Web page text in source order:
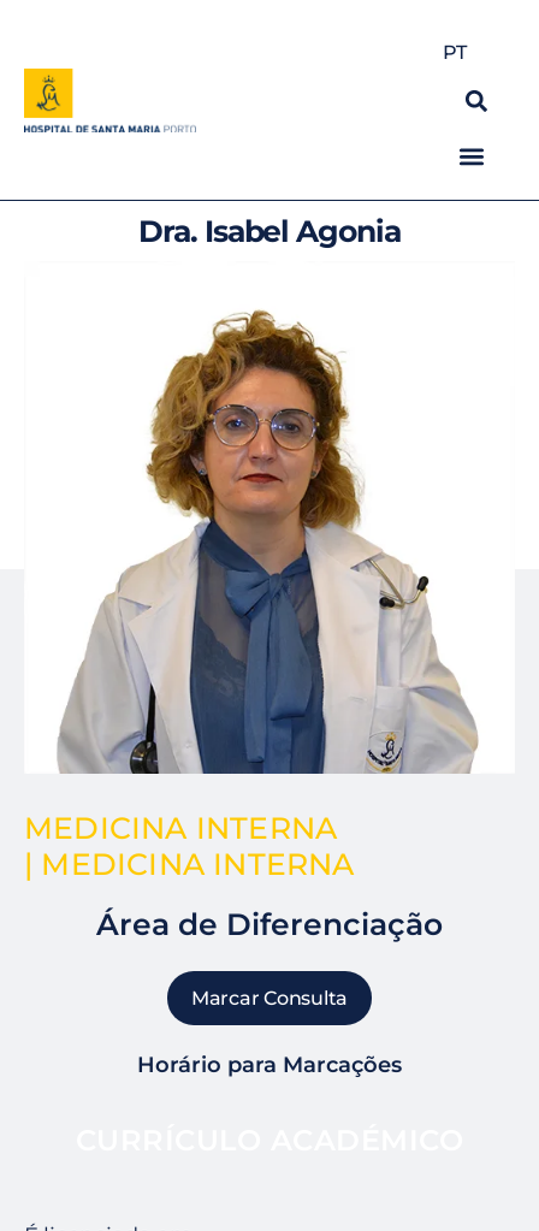
PT
Dra. Isabel Agonia
MEDICINA INTERNA
| MEDICINA INTERNA
Área de Diferenciação
Marcar Consulta
Horário para Marcações